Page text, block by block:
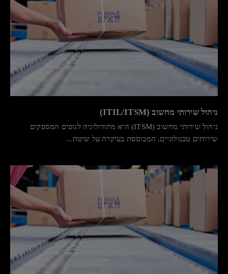
ניהול שירותי מחשוב (ITIL/ITSM)
ניהול שירותי מחשוב (ITSM) היא מתודולוגיה לגופים המספקים
שירותים טכנולוגיים, המבוססת בעיקרה על שיטת...